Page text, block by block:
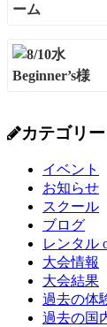
カテゴリー
イベント
お知らせ
スクール
ブログ
レンタル
大会情報
大会結果
過去の体
過去の国